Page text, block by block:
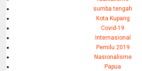
sumba tengah
Kota Kupang
Covid-19
Internasional
Pemilu 2019
Nasionalisme
Papua